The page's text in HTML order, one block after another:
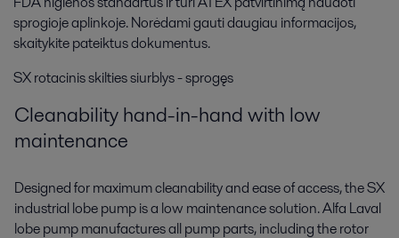
sprogioje aplinkoje. Norėdami gauti daugiau informacijos,
skaitykite pateiktus dokumentus.
SX rotacinis skilties siurblys - sprogęs
Cleanability hand-in-hand with low
maintenance
Designed for maximum cleanability and ease of access, the SX
industrial lobe pump is a low maintenance solution. Alfa Laval
lobe pump manufactures all pump parts, including the rotor